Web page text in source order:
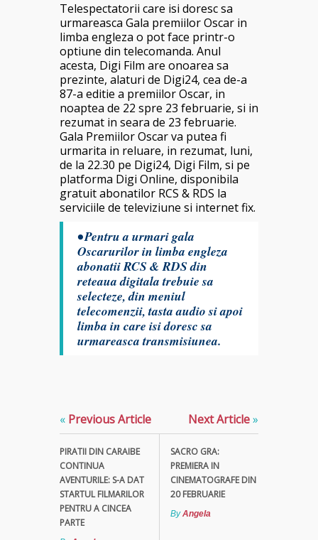
Telespectatorii care isi doresc sa
urmareasca Gala premiilor Oscar in
limba engleza o pot face printr-o
optiune din telecomanda. Anul
acesta, Digi Film are onoarea sa
prezinte, alaturi de Digi24, cea de-a
87-a editie a premiilor Oscar, in
noaptea de 22 spre 23 februarie, si in
rezumat in seara de 23 februarie.
Gala Premiilor Oscar va putea fi
urmarita in reluare, in rezumat, luni,
de la 22.30 pe Digi24, Digi Film, si pe
platforma Digi Online, disponibila
gratuit abonatilor RCS & RDS la
serviciile de televiziune si internet fix.
• Pentru a urmari gala
Oscarurilor in limba engleza
abonatii RCS & RDS din
reteaua digitala trebuie sa
selecteze, din meniul
telecomenzii, tasta audio si apoi
limba in care isi doresc sa
urmareasca transmisiunea.
« Previous Article
PIRATII DIN CARAIBE
CONTINUA
AVENTURILE: S-A DAT
STARTUL FILMARILOR
PENTRU A CINCEA
PARTE
Next Article»
SACRO GRA:
PREMIERA IN
CINEMATOGRAFE DIN
20 FEBRUARIE
ByAngela